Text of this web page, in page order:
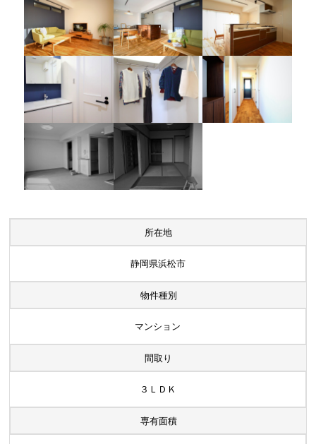
所在地
静岡県浜松市
物件種別
マンション
間取り
３ＬＤＫ
専有面積